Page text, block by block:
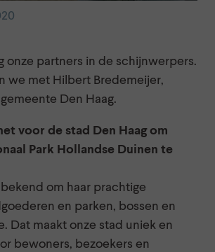
onze partners in de schijnwerpers.
we met Hilbert Bredemeijer,
Den Haag.
voor de stad Den Haag om
Park Hollandse Duinen te
bekend om haar prachtige
en parken, bossen en
Dat maakt onze stad uniek en
bewoners, bezoekers en